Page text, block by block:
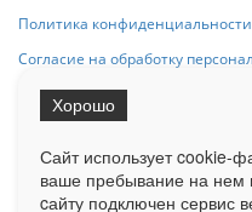
Политика конфиденциальности
Согласие на обработку
на Сетевое издание
Ограниченная статистика
Сайт использует cookie-
ваше пребывание на
cайту подключен сервис
Хорошо